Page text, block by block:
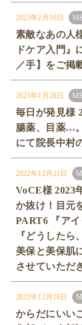
2023年2月16日
素敵なあの人
ドケア入門』
／手】をご掲
2023年1月28日
毎日が発見様
腸薬、目薬…
にて院長中村
2022年12月21日
VoCE様 2023
か抜け！目元
PART6 『ア
『どうした
美保と美保肌
させていただ
2022年12月16日
からだにいい